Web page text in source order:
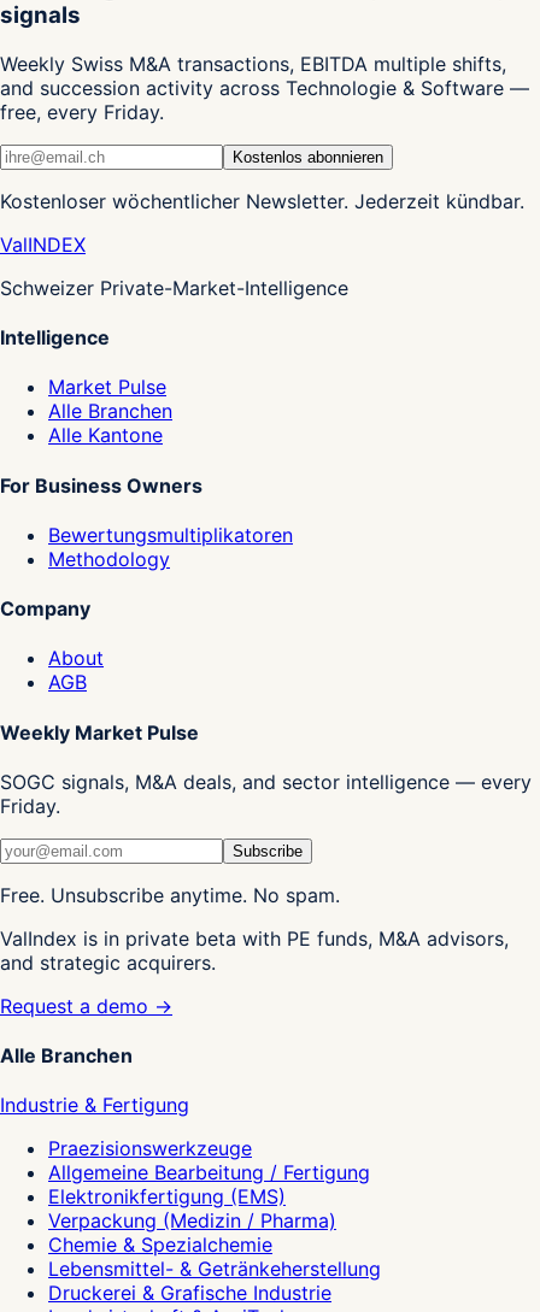
signals
Weekly Swiss M&A transactions, EBITDA multiple shifts,
and succession activity across Technologie & Software —
free, every Friday.
Kostenlos abonnieren
Kostenloser wöchentlicher Newsletter. Jederzeit kündbar.
ValINDEX
Schweizer Private-Market-Intelligence
Intelligence
Market Pulse
Alle Branchen
Alle Kantone
For Business Owners
Bewertungsmultiplikatoren
Methodology
Company
About
AGB
Weekly Market Pulse
SOGC signals, M&A deals, and sector intelligence — every
Friday.
Subscribe
Free. Unsubscribe anytime. No spam.
ValIndex is in private beta with PE funds, M&A advisors,
and strategic acquirers.
Request a demo →
Alle Branchen
Industrie & Fertigung
Praezisionswerkzeuge
Allgemeine Bearbeitung / Fertigung
Elektronikfertigung (EMS)
Verpackung (Medizin / Pharma)
Chemie & Spezialchemie
Lebensmittel- & Getränkeherstellung
Druckerei & Grafische Industrie